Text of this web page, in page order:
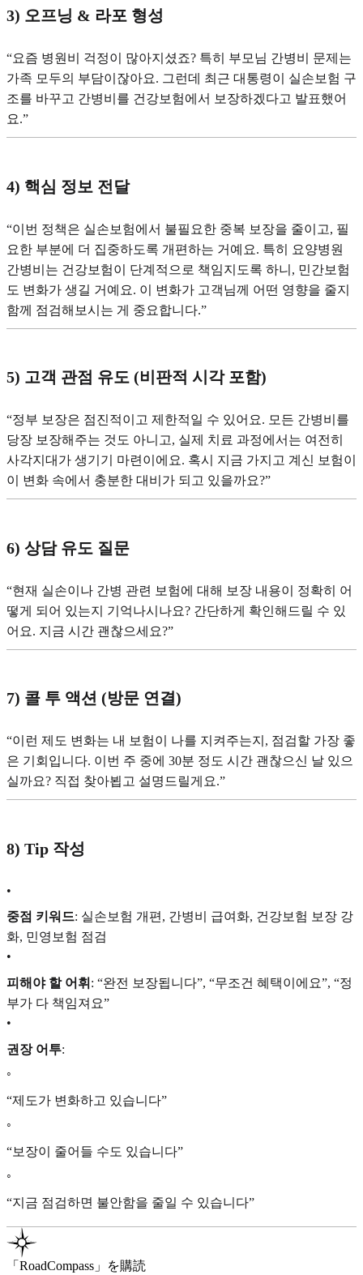
3) 오프닝 & 라포 형성
“요즘 병원비 걱정이 많아지셨죠? 특히 부모님 간병비 문제는
가족 모두의 부담이잖아요. 그런데 최근 대통령이 실손보험 구
조를 바꾸고 간병비를 건강보험에서 보장하겠다고 발표했어
요.”
4) 핵심 정보 전달
“이번 정책은 실손보험에서 불필요한 중복 보장을 줄이고, 필
요한 부분에 더 집중하도록 개편하는 거예요. 특히 요양병원
간병비는 건강보험이 단계적으로 책임지도록 하니, 민간보험
도 변화가 생길 거예요. 이 변화가 고객님께 어떤 영향을 줄지
함께 점검해보시는 게 중요합니다.”
5) 고객 관점 유도 (비판적 시각 포함)
“정부 보장은 점진적이고 제한적일 수 있어요. 모든 간병비를
당장 보장해주는 것도 아니고, 실제 치료 과정에서는 여전히
사각지대가 생기기 마련이에요. 혹시 지금 가지고 계신 보험이
이 변화 속에서 충분한 대비가 되고 있을까요?”
6) 상담 유도 질문
“현재 실손이나 간병 관련 보험에 대해 보장 내용이 정확히 어
떻게 되어 있는지 기억나시나요? 간단하게 확인해드릴 수 있
어요. 지금 시간 괜찮으세요?”
7) 콜 투 액션 (방문 연결)
“이런 제도 변화는 내 보험이 나를 지켜주는지, 점검할 가장 좋
은 기회입니다. 이번 주 중에 30분 정도 시간 괜찮으신 날 있으
실까요? 직접 찾아뵙고 설명드릴게요.”
8) Tip 작성
•
중점 키워드: 실손보험 개편, 간병비 급여화, 건강보험 보장 강
화, 민영보험 점검
•
피해야 할 어휘 : “완전 보장됩니다”, “무조건 혜택이에요”, “정
부가 다 책임져요”
•
권장 어투:
◦
“제도가 변화하고 있습니다”
◦
“보장이 줄어들 수도 있습니다”
◦
“지금 점검하면 불안함을 줄일 수 있습니다”
「RoadCompass」を購読